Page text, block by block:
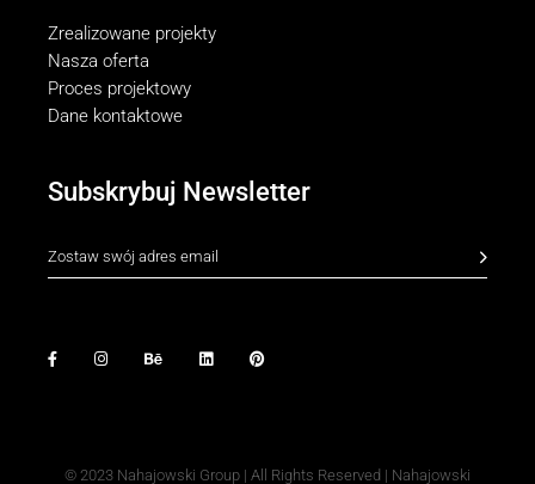
Zrealizowane projekty
Nasza oferta
Proces projektowy
Dane kontaktowe
Subskrybuj Newsletter
© 2023 Nahajowski Group| All Rights Reserved | Nahajowski